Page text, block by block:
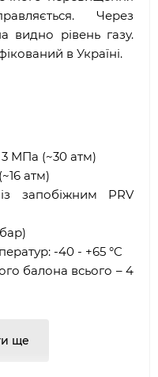
Через
видно рівень газу.
в Україні.
МПа (~30 атм)
атм)
запобіжним PRV
-40 - +65 °C
балона всього – 4
ще